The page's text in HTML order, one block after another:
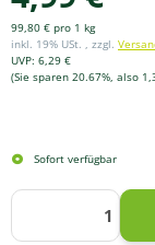
99,80 € pro 1 kg
inkl. 19% USt. , zzgl.
UVP: 6,29 €
(Sie sparen 20.67%, also
Sofort verfügbar